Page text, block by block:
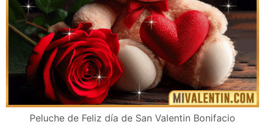
Peluche de Feliz día de San Valentin Bonifacio